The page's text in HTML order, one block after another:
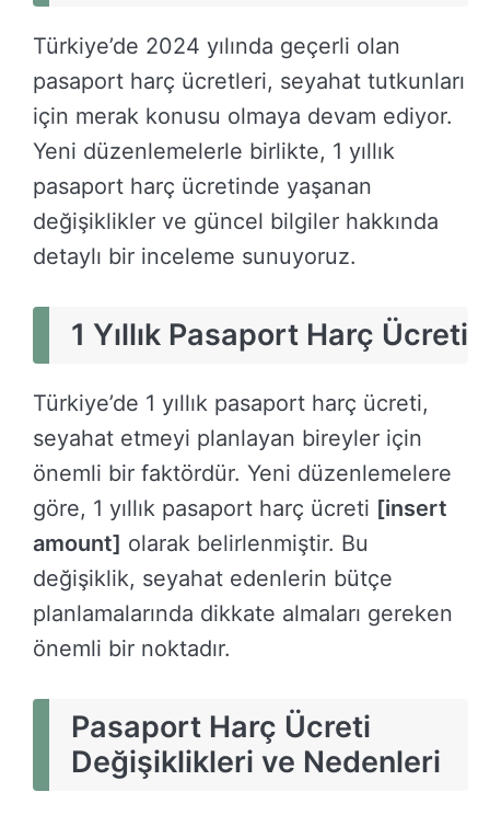
Türkiye’de 2024 yılında geçerli olan
pasaport harç ücretleri, seyahat tutkunları
için merak konusu olmaya devam ediyor.
Yeni düzenlemelerle birlikte, 1 yıllık
pasaport harç ücretinde yaşanan
değişiklikler ve güncel bilgiler hakkında
detaylı bir inceleme sunuyoruz.
1 Yıllık Pasaport Harç Ücreti
Türkiye’de 1 yıllık pasaport harç ücreti,
seyahat etmeyi planlayan bireyler için
önemli bir faktördür. Yeni düzenlemelere
göre, 1 yıllık pasaport harç ücreti [insert
amount] olarak belirlenmiştir. Bu
değişiklik, seyahat edenlerin bütçe
planlamalarında dikkate almaları gereken
önemli bir noktadır.
Pasaport Harç Ücreti
Değişiklikleri ve Nedenleri